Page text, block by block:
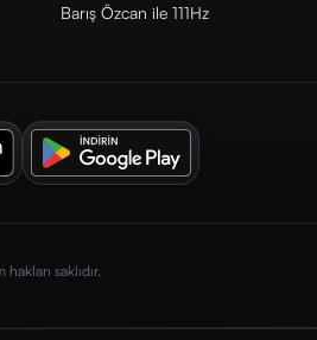
Barış Özcan ile 111Hz
saklıdır.